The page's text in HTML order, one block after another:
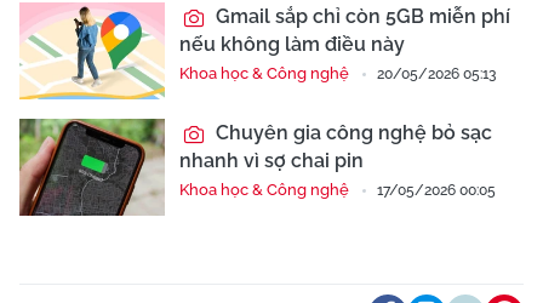
Gmail sắp chỉ còn 5GB miễn phí
nếu không làm điều này
Khoa học & Công nghệ 20/05/2026 05:13
Chuyên gia công nghệ bỏ sạc
nhanh vì sợ chai pin
Khoa học & Công nghệ 17/05/2026 00:05